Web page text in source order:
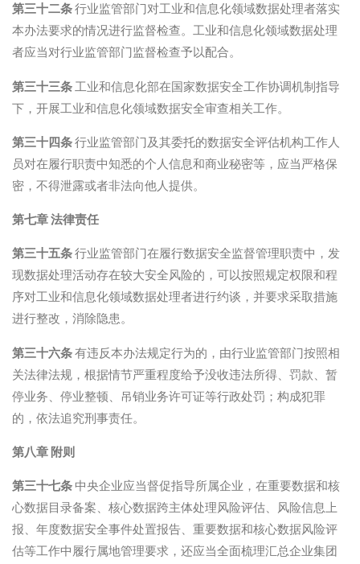
第三十二条行业监管部门对工业和信息化领域数据处理者落实
本办法要求的情况进行监督检查。工业和信息化领域数据处理
者应当对行业监管部门监督检查予以配合。
第三十三条 工业和信息化部在国家数据安全工作协调机制指导
下，开展工业和信息化领域数据安全审查相关工作。
第三十四条行业监管部门及其委托的数据安全评估机构工作人
员对在履行职责中知悉的个人信息和商业秘密等，应当严格保
密，不得泄露或者非法向他人提供。
第七章 法律责任
第三十五条行业监管部门在履行数据安全监督管理职责中，发
现数据处理活动存在较大安全风险的，可以按照规定权限和程
序对工业和信息化领域数据处理者进行约谈，并要求采取措施
进行整改，消除隐患。
第三十六条有违反本办法规定行为的，由行业监管部门按照相
关法律法规，根据情节严重程度给予没收违法所得、罚款、暂
停业务、停业整顿、吊销业务许可证等行政处罚；构成犯罪
的，依法追究刑事责任。
第八章 附则
第三十七条中央企业应当督促指导所属企业，在重要数据和核
心数据目录备案、核心数据跨主体处理风险评估、风险信息上
报、年度数据安全事件处置报告、重要数据和核心数据风险评
估等工作中履行属地管理要求，还应当全面梳理汇总企业集团